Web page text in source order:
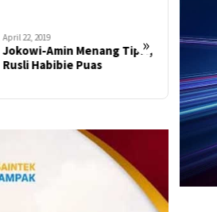
»
April 22, 2019
Jokowi-Amin Menang Tipis,
Rusli Habibie Puas
April 23, 2019
Data ke